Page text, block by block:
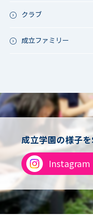
成立祭（文化祭）
クラブ
軟式野球
女子バスケットボール
男女バスケットボール（
男子バドミントン
女子バドミントン
チアリーディング
総合格闘技
合気道
女子テニス
男子バレーボール
体操
ダンス
英会話
成立ファミリー
成立学園の様子
Instagram